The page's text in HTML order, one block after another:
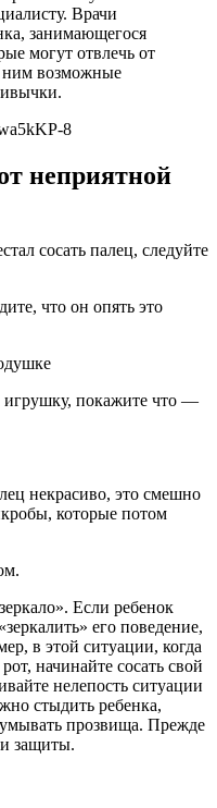
Врачи
занимающегося
могут отвлечь от
ним возможные
8
неприятной
сосать палец, следуйте
что он опять это
игрушку, покажите что —
некрасиво, это смешно
которые потом
Если ребенок
его поведение,
в этой ситуации, когда
начинайте сосать свой
нелепость ситуации
стыдить ребенка,
прозвища. Прежде
и защиты.